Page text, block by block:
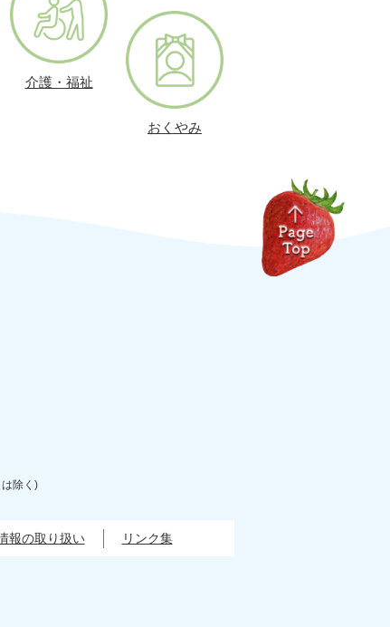
介護・福祉
おくやみ
除く)
報の取り扱い リンク集